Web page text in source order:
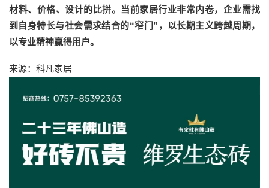
材料、价格、设计的比拼。当前家居行业非常内卷，企业需找
到自身特长与社会需求结合的“窄门”，以长期主义跨越周期，
以专业精神赢得用户。
来源：科凡家居